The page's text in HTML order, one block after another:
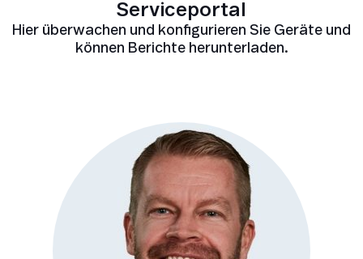
Serviceportal
Hier überwachen und konfigurieren Sie Geräte und
können Berichte herunterladen.